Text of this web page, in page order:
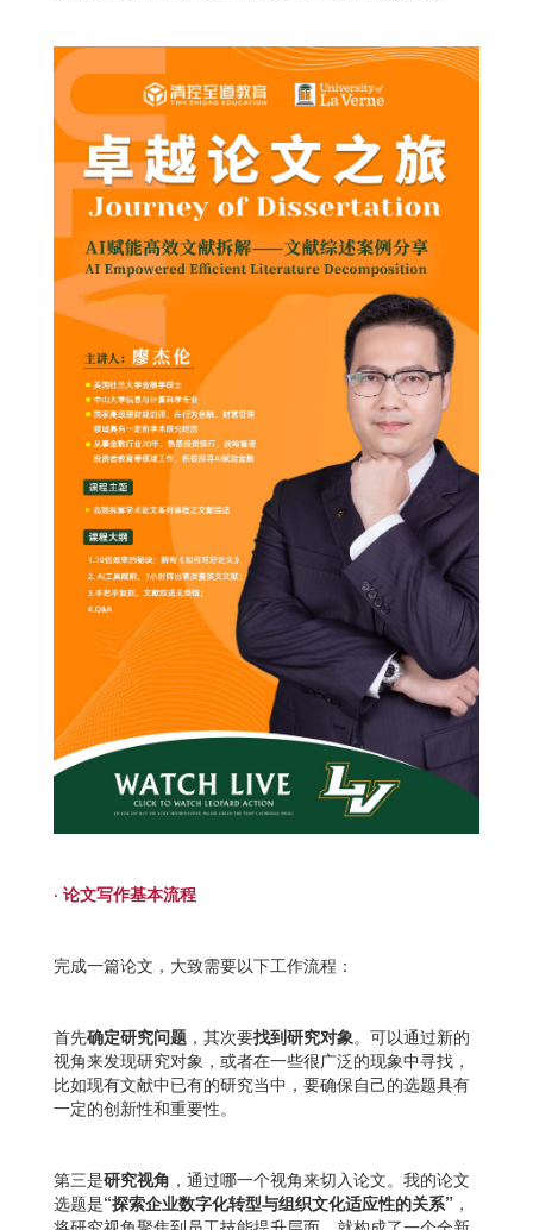
· 论文写作基本流程
完成一篇论文，大致需要以下工作流程：
首先确定研究问题 ，其次要找到研究对象。可以通过新的
视角来发现研究对象，或者在一些很广泛的现象中寻找，
比如现有文献中已有的研究当中，要确保自己的选题具有
一定的创新性和重要性。
第三是研究视角 ，通过哪一个视角来切入论文。我的论文
选题是“探索企业数字化转型与组织文化适应性的关系” ，